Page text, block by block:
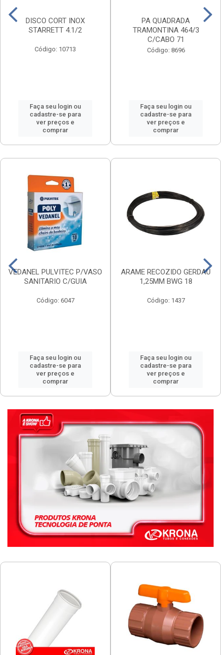
DISCO CORT INOX
STARRETT 4.1/2
Código: 10713
Faça seu login ou
cadastre-se para
ver preços e
comprar
PA QUADRADA
TRAMONTINA 464/3
C/CABO 71
Código: 8696
Faça seu login ou
cadastre-se para
ver preços e
comprar
VEDANEL PULVITEC P/VASO
SANITARIO C/GUIA
Código: 6047
Faça seu login ou
cadastre-se para
ver preços e
comprar
ARAME RECOZIDO GERDAU
1,25MM BWG 18
Código: 1437
Faça seu login ou
cadastre-se para
ver preços e
comprar